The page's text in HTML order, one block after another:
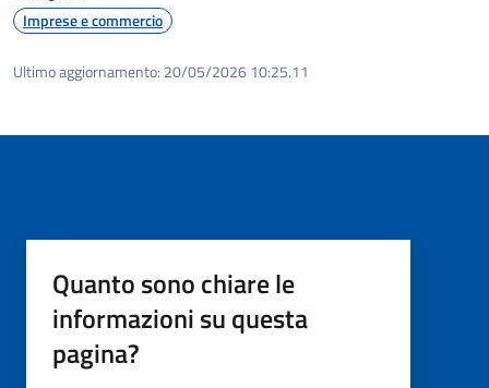
Imprese e commercio
Ultimo aggiornamento: 20/05/2026 10:25.11
Quanto sono chiare le
informazioni su questa
pagina?